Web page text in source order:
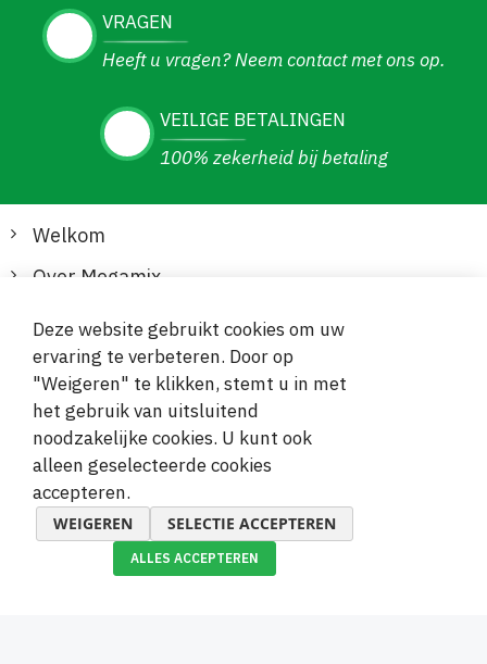
VRAGEN
Heeft u vragen? Neem contact met ons op.
VEILIGE BETALINGEN
100% zekerheid bij betaling
Welkom
Over Megamix
Informatie
Klantenservice
Veilige en gemakkelijke betalingen
Deze website gebruikt cookies om uw
ervaring te verbeteren. Door op
"Weigeren" te klikken, stemt u in met
het gebruik van uitsluitend
noodzakelijke cookies. U kunt ook
alleen geselecteerde cookies
accepteren.
WEIGEREN SELECTIE ACCEPTEREN
ALLES ACCEPTEREN